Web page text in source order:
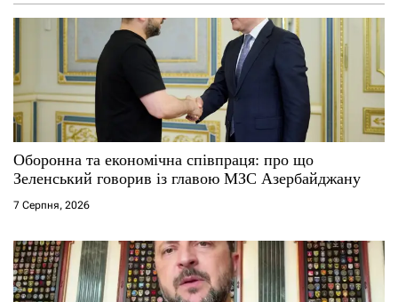
а
п
и
с
і
в
Оборонна та економічна співпраця: про що
Зеленський говорив із главою МЗС Азербайджану
7 Серпня, 2026